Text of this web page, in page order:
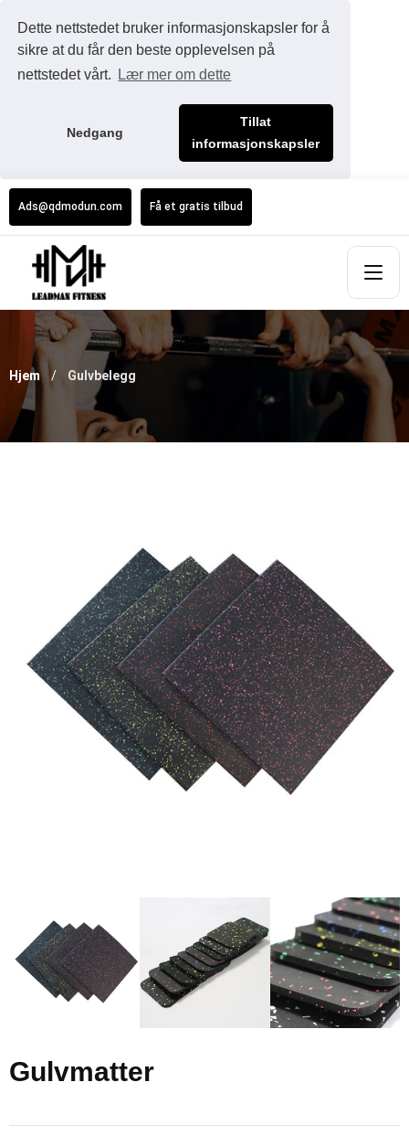
Dette nettstedet bruker informasjonskapsler for å
sikre at du får den beste opplevelsen på
nettstedet vårt.
Lær mer om dette
Nedgang
Tillat
informasjonskapsler
Ads@qdmodun.com Få et gratis tilbud
Hjem Gulvbelegg
Gulvmatter